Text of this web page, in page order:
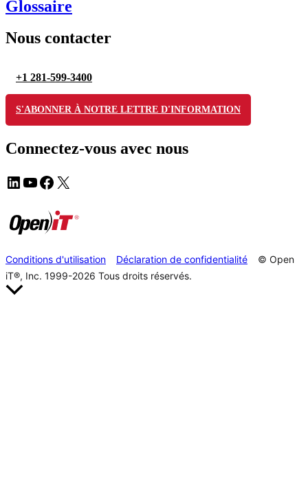
Glossaire
Nous contacter
+1 281-599-3400
S'ABONNER À NOTRE LETTRE D'INFORMATION
Connectez-vous avec nous
Conditions d'utilisation Déclaration de confidentialité
© Open
iT®, Inc. 1999-2026 Tous droits réservés.